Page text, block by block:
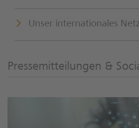
Unser internationales
Pressemitteilungen &